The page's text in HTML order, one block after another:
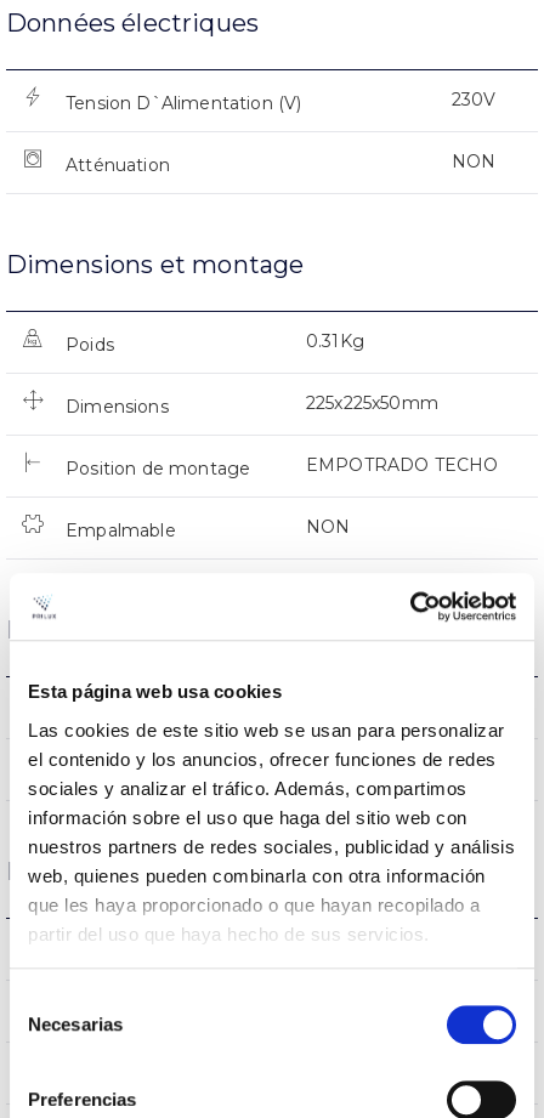
Esta página web usa cookies
Las cookies de este sitio web se usan para personalizar
el contenido y los anuncios, ofrecer funciones de redes
sociales y analizar el tráfico. Además, compartimos
información sobre el uso que haga del sitio web con
nuestros partners de redes sociales, publicidad y análisis
web, quienes pueden combinarla con otra información
que les haya proporcionado o que hayan recopilado a
partir del uso que haya hecho de sus servicios.
Necesarias
Preferencias
Données électriques
Tension D`Alimentation (V) 230V
Atténuation NON
Dimensions et montage
Poids 0.31Kg
Dimensions 225x225x50mm
Position de montage EMPOTRADO TECHO
Empalmable NON
Données optiques
CRI Indice de rendu des couleurs 80
Logement et finition
Indice d’étanchéité IP
Intensité (A) IP40